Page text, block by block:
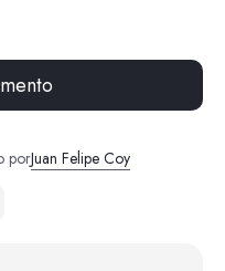
porJuan Felipe Coy